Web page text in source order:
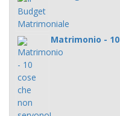
Matrimonio -